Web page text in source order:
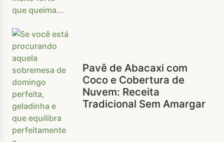
Pavê de Abacaxi com
Coco e Cobertura de
Nuvem: Receita
Tradicional Sem Amargar